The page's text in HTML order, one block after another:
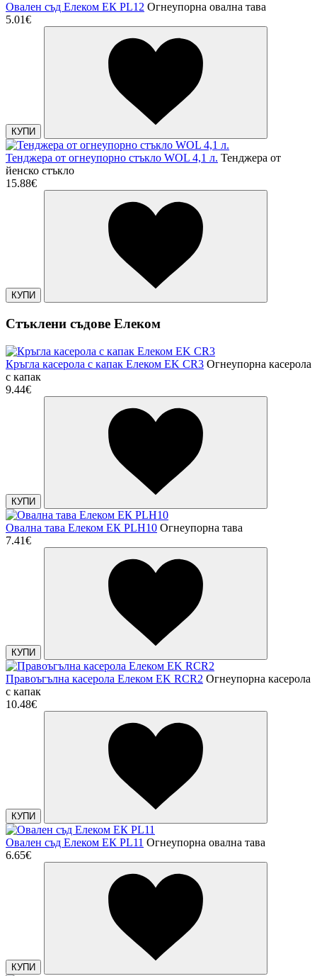
Овален съд Елеком ЕК PL12 Огнеупорна овална тава
5.01€
КУПИ
Тенджера от огнеупорно стъкло WOL 4,1 л. Тенджера от
йенско стъкло
15.88€
КУПИ
Стъклени съдове Елеком
Кръгла касерола с капак Елеком EK CR3 Огнеупорна касерола
с капак
9.44€
КУПИ
Овална тава Елеком ЕК PLH10 Огнеупорна тава
7.41€
КУПИ
Правоъгълна касерола Елеком EK RCR2 Огнеупорна касерола
с капак
10.48€
КУПИ
Овален съд Елеком ЕК PL11 Огнеупорна овална тава
6.65€
КУПИ